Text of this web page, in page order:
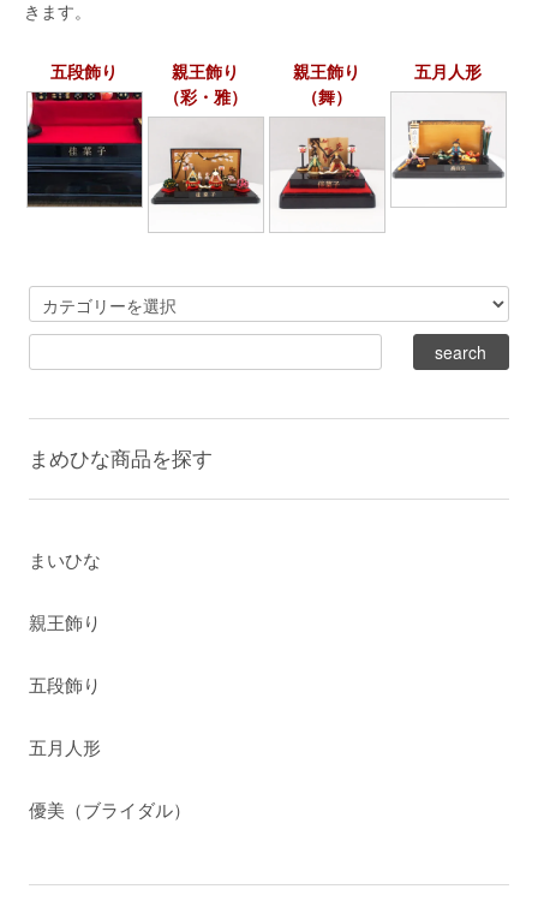
きます。
五段飾り
親王飾り
（彩・雅）
親王飾り
（舞）
五月人形
まめひな商品を探す
まいひな
親王飾り
五段飾り
五月人形
優美（ブライダル）